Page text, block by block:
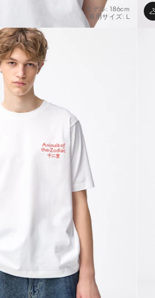
モデル: 186cm
着用サイズ: L